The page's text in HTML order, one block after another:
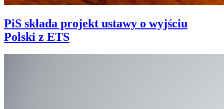
PiS składa projekt ustawy o wyjściu
Polski z ETS